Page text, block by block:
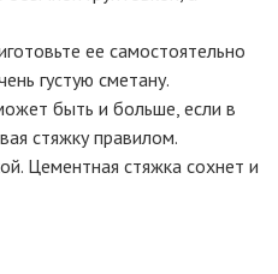
ее самостоятельно
густую сметану.
быть и больше, если в
стяжку правилом.
Цементная стяжка сохнет и